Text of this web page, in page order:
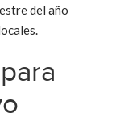
del año